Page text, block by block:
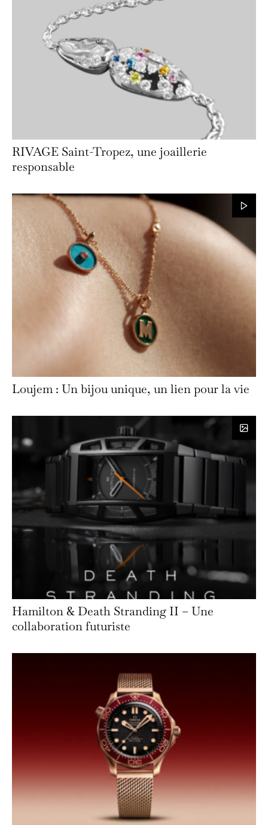
RIVAGE Saint-Tropez, une joaillerie
responsable
Loujem : Un bijou unique, un lien pour la vie
Hamilton & Death Stranding II – Une
collaboration futuriste